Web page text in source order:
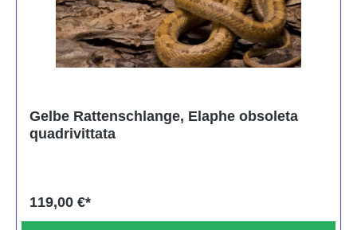
Gelbe Rattenschlange, Elaphe obsoleta
quadrivittata
119,00 €*